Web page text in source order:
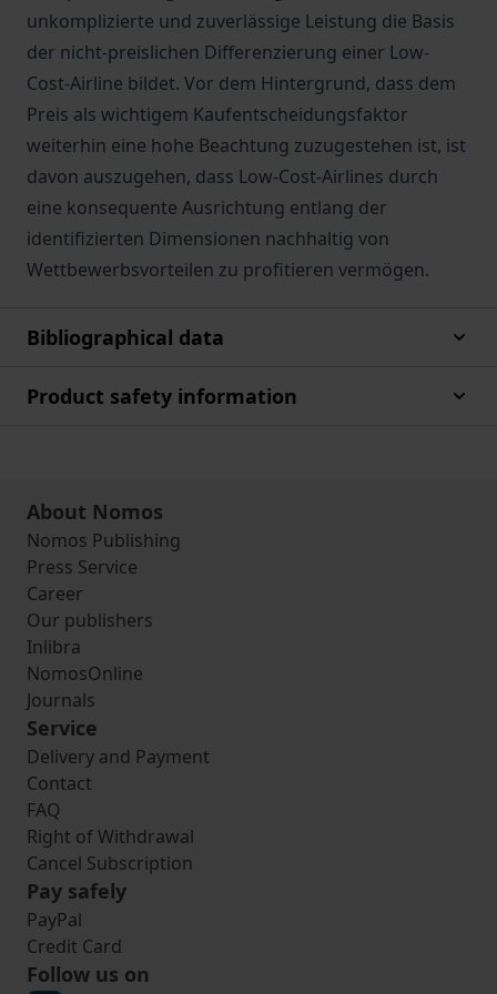
unkomplizierte und zuverlässige Leistung die Basis
der nicht-preislichen Differenzierung einer Low-
Cost-Airline bildet. Vor dem Hintergrund, dass dem
Preis als wichtigem Kaufentscheidungsfaktor
weiterhin eine hohe Beachtung zuzugestehen ist, ist
davon auszugehen, dass Low-Cost-Airlines durch
eine konsequente Ausrichtung entlang der
identifizierten Dimensionen nachhaltig von
Wettbewerbsvorteilen zu profitieren vermögen.
Bibliographical data
Product safety information
About Nomos
Nomos Publishing
Press Service
Career
Our publishers
Inlibra
NomosOnline
Journals
Service
Delivery and Payment
Contact
FAQ
Right of Withdrawal
Cancel Subscription
Pay safely
PayPal
Credit Card
Follow us on